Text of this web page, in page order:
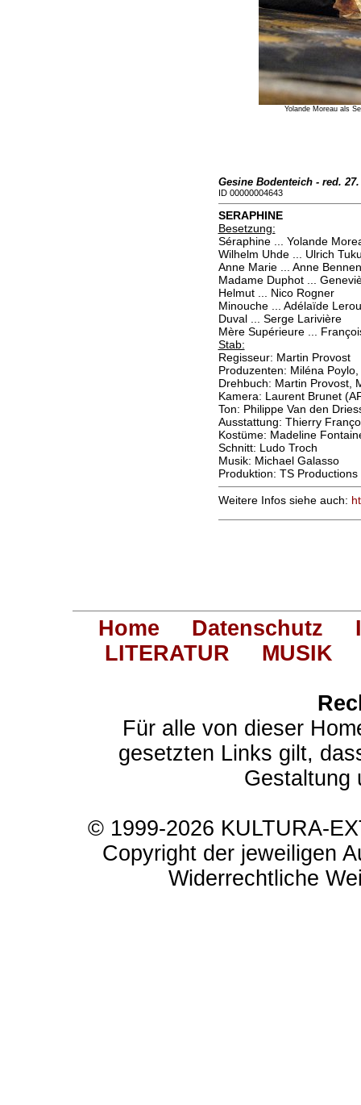
Yolande Moreau als
Gesine Bodenteich - red. 27.
ID 00000004643
SERAPHINE
Besetzung:
Séraphine ... Yolande
Wilhelm Uhde ... Ulrich
Anne Marie ... Anne
Madame Duphot ...
Helmut ... Nico Rogner
Minouche ... Adélaïde
Duval ... Serge Larivière
Mère Supérieure ...
Stab:
Regisseur: Martin Provost
Produzenten: Miléna
Drehbuch: Martin Provost,
Kamera: Laurent Brunet
Ton: Philippe Van den
Ausstattung: Thierry
Kostüme: Madeline
Schnitt: Ludo Troch
Musik: Michael Galasso
Produktion: TS Productions
Weitere Infos siehe auch:
Home Datenschutz
LITERATUR
MUSIK
Für alle von dieser
gesetzten Links gilt,
Gestaltung
© 1999-2026 KULTURA-
Copyright der jeweiligen
Widerrechtliche